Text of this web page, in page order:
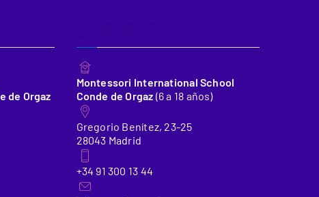
de Orgaz
Montessori International School
Conde de Orgaz (6 a 18 años)
Gregorio Benítez, 23-25
28043 Madrid
+34 91 300 13 44